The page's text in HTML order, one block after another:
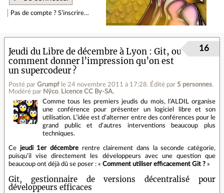
Pas de compte ? S’inscrire…
Jeudi du Libre de décembre à Lyon : Git, ou
comment donner l’impression qu’on est
un supercodeur ?
Posté par Grumpf le 24 novembre 2011 à 17:28. Édité par 5 personnes.
Modéré par Nÿco. Licence CC By‑SA.
16
Comme tous les premiers jeudis du mois, l’ALDIL organise
une conférence pour présenter un logiciel libre et son
utilisation. L’idée est d’alterner entre des conférences pour le
grand public et d’autres interventions beaucoup plus
techniques.
Ce jeudi 1er décembre rentre clairement dans la seconde catégorie,
puisqu’il vise directement les développeurs avec une question que
beaucoup ont déjà dû se poser : « Comment utiliser efficacement Git ? »
Git, gestionnaire de versions décentralisé pour
développeurs efficaces